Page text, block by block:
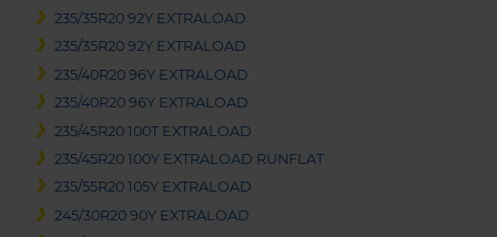
235/35R20 92Y EXTRALOAD
235/35R20 92Y EXTRALOAD
235/40R20 96Y EXTRALOAD
235/40R20 96Y EXTRALOAD
235/45R20 100T EXTRALOAD
235/45R20 100Y EXTRALOAD RUNFLAT
235/55R20 105Y EXTRALOAD
245/30R20 90Y EXTRALOAD